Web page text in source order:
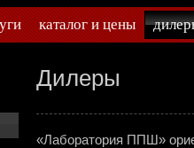
каталог и цены
Дилеры
«Лаборатория ППШ»